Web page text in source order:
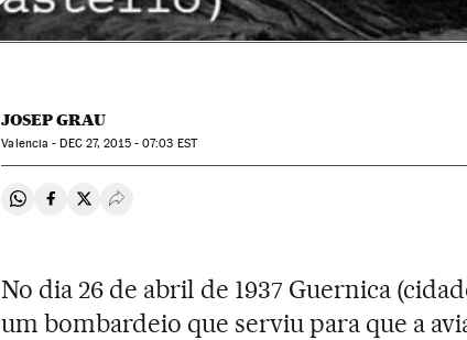
JOSEP GRAU
Valencia -DEC27, 2015 - 07:03 EST
Compartir en Whatsapp
Compartir en Facebook
Compartir en Twitter
Desplegar Redes Sociales
No dia 26 de abril de 1937 Guernica
um bombardeio que serviu para que a